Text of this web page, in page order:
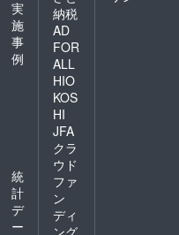
実
施
事
例
統
計
デ
ー
納税
AD
FOR
ALL
HIO
KOS
HI
JFA
クラ
ウド
ファ
ン
ディ
ング